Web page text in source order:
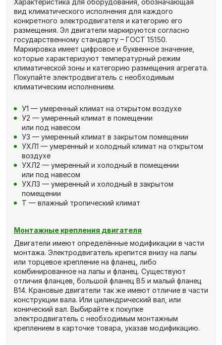
Характеристика для оборудования, обозначающая
вид климатического исполнения для каждого
конкретного электродвигателя и категорию его
размещения. Эл двигатели маркируются согласно
государственному стандарту – ГОСТ 15150.
Маркировка имеет цифровое и буквенное значение,
которые характеризуют температурный режим
климатической зоны и категорию размещения агрегата.
Покупайте электродвигатель с необходимым
климатическим исполнением.
У1 — умеренный климат на открытом воздухе
У2 — умеренный климат в помещении
или под навесом
У3 — умеренный климат в закрытом помещении
УХЛ1 — умеренный и холодный климат на открытом
воздухе
УХЛ2 — умеренный и холодный в помещении
или под навесом
УХЛ3 — умеренный и холодный в закрытом
помещении
Т — влажный тропический климат
Монтажные крепления двигателя
Двигатели имеют определённые модификации в части
монтажа. Электродвигатель крепится внизу на лапы
или торцевое крепление на фланец, либо
комбинированное на лапы и фланец. Существуют
отличия фланцев, большой фланец В5 и малый фланец
В14. Крановые двигатели так же имеют отличие в части
конструкции вала. Или цилиндрический вал, или
конический вал. Выбирайте к покупке
электродвигатель с необходимым монтажным
креплением в карточке товара, указав модификацию.